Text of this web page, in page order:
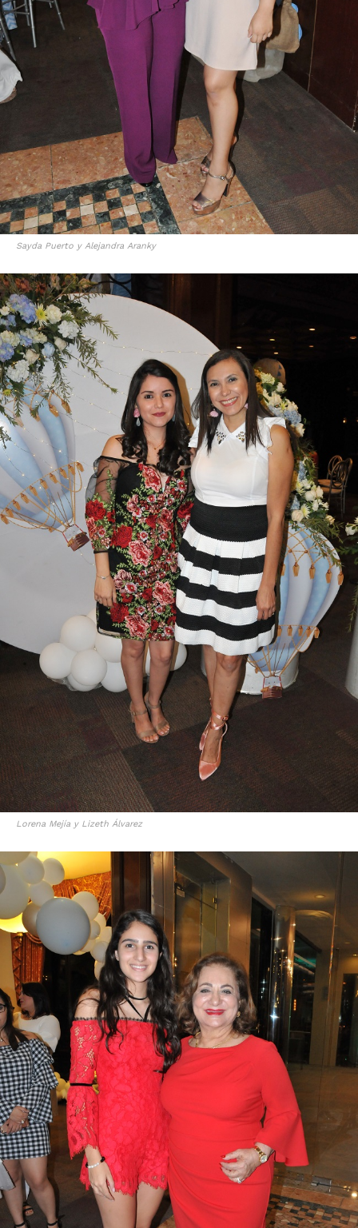
Sayda Puerto y Alejandra Aranky
Lorena Mejía y Lizeth Álvarez